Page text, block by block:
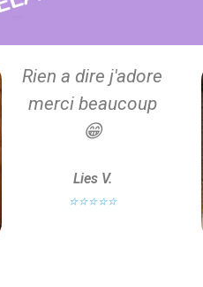
Rien a dire j'adore
merci beaucoup
😁
Lies V.
⭐⭐⭐⭐⭐